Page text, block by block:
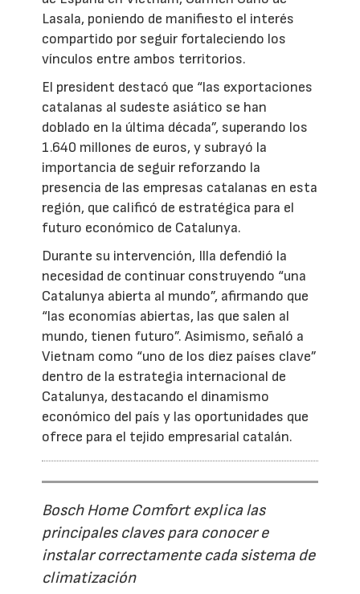
Lasala, poniendo de manifiesto el interés
compartido por seguir fortaleciendo los
vínculos entre ambos territorios.
El president destacó que “las exportaciones
catalanas al sudeste asiático se han
doblado en la última década”, superando los
1.640 millones de euros, y subrayó la
importancia de seguir reforzando la
presencia de las empresas catalanas en esta
región, que calificó de estratégica para el
futuro económico de Catalunya.
Durante su intervención, Illa defendió la
necesidad de continuar construyendo “una
Catalunya abierta al mundo”, afirmando que
“las economías abiertas, las que salen al
mundo, tienen futuro”. Asimismo, señaló a
Vietnam como “uno de los diez países clave”
dentro de la estrategia internacional de
Catalunya, destacando el dinamismo
económico del país y las oportunidades que
ofrece para el tejido empresarial catalán.
Bosch Home Comfort explica las
principales claves para conocer e
instalar correctamente cada sistema de
climatización